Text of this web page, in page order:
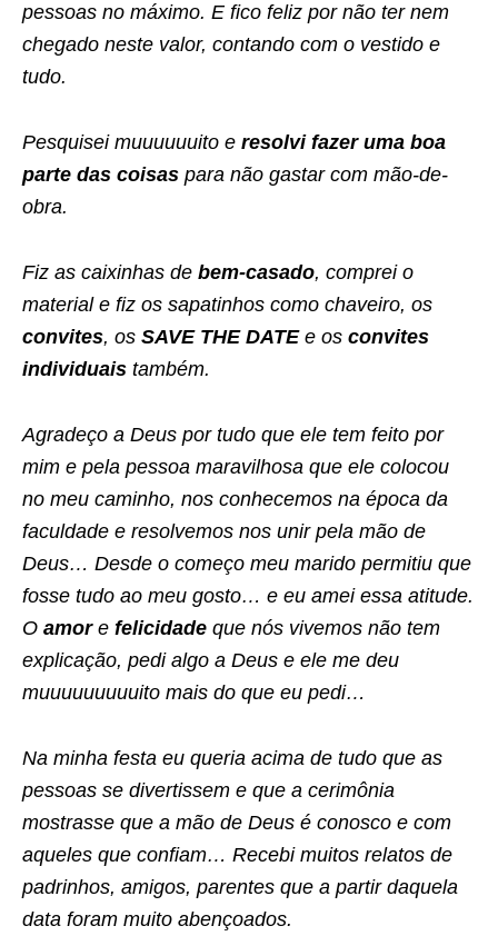
pessoas no máximo. E fico feliz por não ter nem
chegado neste valor, contando com o vestido e
tudo.
Pesquisei muuuuuuito e resolvi fazer uma boa
parte das coisas para não gastar com mão-de-
obra.
Fiz as caixinhas de bem-casado, comprei o
material e fiz os sapatinhos como chaveiro, os
convites, os SAVE THE DATEe os convites
individuais também.
Agradeço a Deus por tudo que ele tem feito por
mim e pela pessoa maravilhosa que ele colocou
no meu caminho, nos conhecemos na época da
faculdade e resolvemos nos unir pela mão de
Deus… Desde o começo meu marido permitiu que
fosse tudo ao meu gosto… e eu amei essa atitude.
O amore felicidade que nós vivemos não tem
explicação, pedi algo a Deus e ele me deu
muuuuuuuuuito mais do que eu pedi…
Na minha festa eu queria acima de tudo que as
pessoas se divertissem e que a cerimônia
mostrasse que a mão de Deus é conosco e com
aqueles que confiam… Recebi muitos relatos de
padrinhos, amigos, parentes que a partir daquela
data foram muito abençoados.